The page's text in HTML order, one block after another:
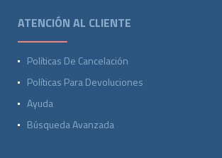
ATENCIÓN AL CLIENTE
Políticas De Cancelación
Políticas Para Devoluciones
Ayuda
Búsqueda Avanzada